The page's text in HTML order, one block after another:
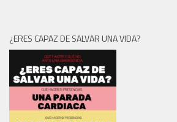
¿ERES CAPAZ DE SALVAR UNA VIDA?